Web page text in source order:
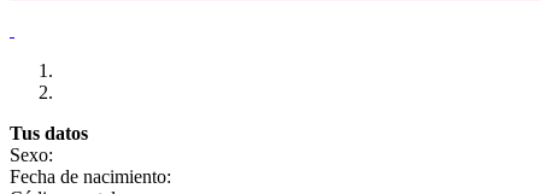
Tus datos
Sexo:
Fecha de nacimiento: